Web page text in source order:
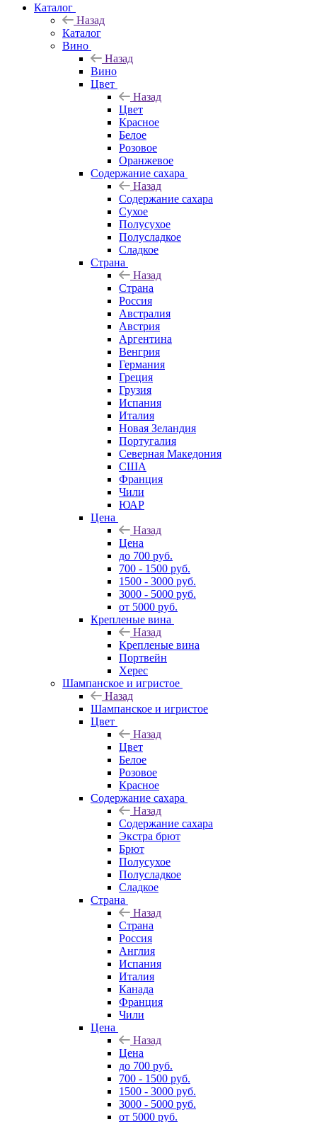
Каталог
Назад
Каталог
Вино
Назад
Вино
Цвет
Назад
Цвет
Красное
Белое
Розовое
Оранжевое
Содержание сахара
Назад
Содержание сахара
Сухое
Полусухое
Полусладкое
Сладкое
Страна
Назад
Страна
Россия
Австралия
Австрия
Аргентина
Венгрия
Германия
Греция
Грузия
Испания
Италия
Новая Зеландия
Португалия
Северная Македония
США
Франция
Чили
ЮАР
Цена
Назад
Цена
до 700 руб.
700 - 1500 руб.
1500 - 3000 руб.
3000 - 5000 руб.
от 5000 руб.
Крепленые вина
Назад
Крепленые вина
Портвейн
Херес
Шампанское и игристое
Назад
Шампанское и игристое
Цвет
Назад
Цвет
Белое
Розовое
Красное
Содержание сахара
Назад
Содержание сахара
Экстра брют
Брют
Полусухое
Полусладкое
Сладкое
Страна
Назад
Страна
Россия
Англия
Испания
Италия
Канада
Франция
Чили
Цена
Назад
Цена
до 700 руб.
700 - 1500 руб.
1500 - 3000 руб.
3000 - 5000 руб.
от 5000 руб.